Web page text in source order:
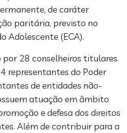
de caráter
paritária, previsto no
Adolescente (ECA).
por 28 conselheiros titulares
representantes do Poder
de entidades não-
atuação em âmbito
e defesa dos direitos
Além de contribuir para a